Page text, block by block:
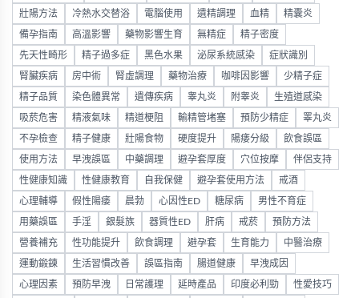
壯陽方法 冷熱水交替浴 電腦使用 遺精調理 血精 精囊炎
備孕指南 高溫影響 藥物影響生育 無精症 精子密度
先天性畸形 精子過多症 黑色水果 泌尿系統感染 症狀識別
腎臟疾病 房中術 腎虛調理 藥物治療 咖啡因影響 少精子症
精子品質 染色體異常 遺傳疾病 睾丸炎 附睾炎 生殖道感染
吸菸危害 精液氣味 精道梗阻 輸精管堵塞 預防少精症 睪丸炎
不孕檢查 精子健康 壯陽食物 硬度提升 陽痿分級 飲食誤區
使用方法 早洩誤區 中藥調理 避孕套厚度 穴位按摩 伴侶支持
性健康知識 性健康教育 自我保健 避孕套使用方法 戒酒
心理輔導 假性陽痿 晨勃 心因性ED 糖尿病 男性不育症
用藥誤區 手淫 銀髮族 器質性ED 肝病 戒菸 預防方法
營養補充 性功能提升 飲食調理 避孕套 生育能力 中醫治療
運動鍛鍊 生活習慣改善 誤區指南 腸道健康 早洩成因
心理因素 預防早洩 日常護理 延時產品 印度必利勁 性愛技巧